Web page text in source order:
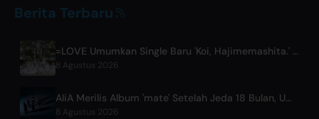
Berita Terbaru
=LOVE Umumkan Single Baru 'Koi, Hajimemashita.' dan Konser Tokyo Dome
8 Agustus 2026
AliA Merilis Album 'mate' Setelah Jeda 18 Bulan, Umumkan Live Show di Tokyo
8 Agustus 2026